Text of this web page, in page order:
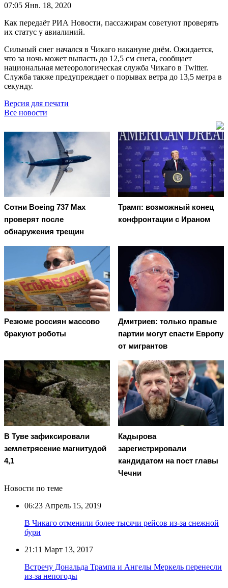
07:05 Янв. 18, 2020
Как передаёт РИА Новости, пассажирам советуют проверять
их статус у авиалиний.
Сильный снег начался в Чикаго накануне днём. Ожидается,
что за ночь может выпасть до 12,5 см снега, сообщает
национальная метеорологическая служба Чикаго в Twitter.
Служба также предупреждает о порывах ветра до 13,5 метра в
секунду.
Версия для печати
Все новости
Сотни Boeing 737 Max
проверят после
обнаружения трещин
Трамп: возможный конец
конфронтации с Ираном
Резюме россиян массово
бракуют роботы
Дмитриев: только правые
партии могут спасти Европу
от мигрантов
В Туве зафиксировали
землетрясение магнитудой
4,1
Кадырова
зарегистрировали
кандидатом на пост главы
Чечни
Новости по теме
06:23 Апрель 15, 2019
В Чикаго отменили более тысячи рейсов из-за снежной
бури
21:11 Март 13, 2017
Встречу Дональда Трампа и Ангелы Меркель перенесли
из-за непогоды